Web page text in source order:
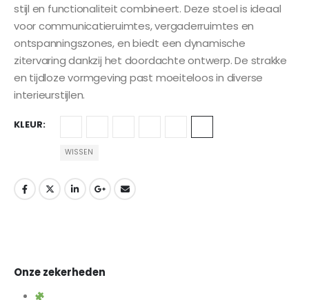
stijl en functionaliteit combineert. Deze stoel is ideaal
voor communicatieruimtes, vergaderruimtes en
ontspanningszones, en biedt een dynamische
zitervaring dankzij het doordachte ontwerp. De strakke
en tijdloze vormgeving past moeiteloos in diverse
interieurstijlen.
KLEUR
WISSEN
Onze zekerheden